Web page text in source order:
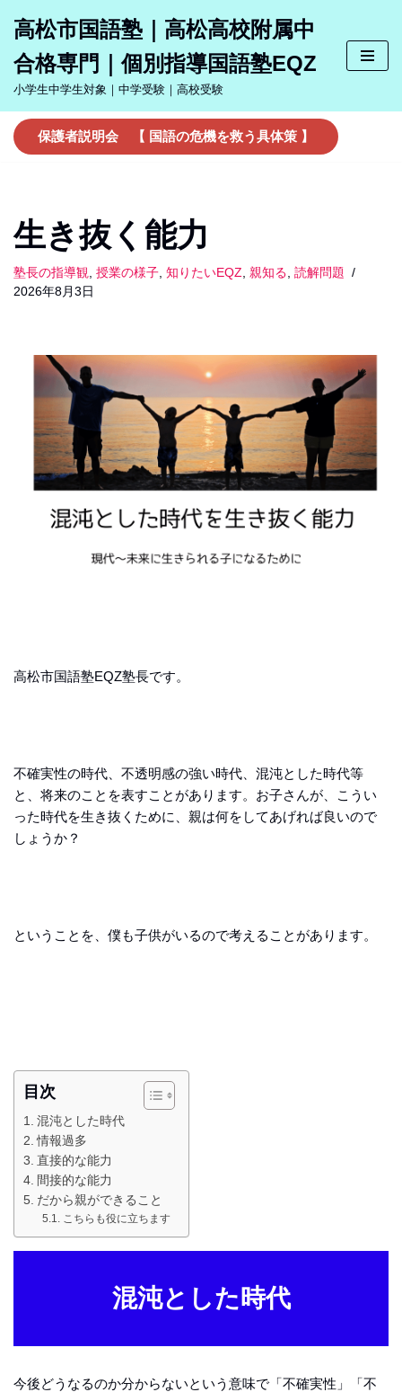
ン
テ
ン
ツ
へ
ッ
プ
高松市国語塾｜高松高校附属中
合格専門｜個別指導国語塾EQZ
小学生中学生対象｜中学受験｜高校受験
保護者説明会 【 国語の危機を救う具体策 】
生き抜く能力
塾長の指導観, 授業の様子, 知りたいEQZ, 親知る, 読解問題
2026年8月3日
高松市国語塾EQZ塾長です。
不確実性の時代、不透明感の強い時代、混沌とした時代等
と、将来のことを表すことがあります。お子さんが、こうい
った時代を生き抜くために、親は何をしてあげれば良いので
しょうか？
ということを、僕も子供がいるので考えることがあります。
目次
混沌とした時代
情報過多
直接的な能力
間接的な能力
だから親ができること
こちらも役に立ちます
混沌とした時代
今後どうなるのか分からないという意味で「不確実性」「不